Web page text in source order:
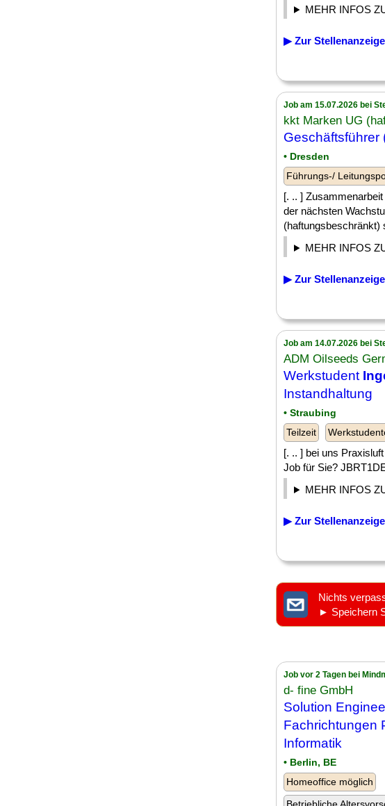
MEHR INFOS
▶ Zur Stellenanzeige
Job am 15.07.2026 bei
kkt Marken UG
Geschäftsführer
• Dresden
Führungs-/
[. .. ]
der nächsten
(haftungsbeschränkt)
MEHR INFOS
▶ Zur Stellenanzeige
Job am 14.07.2026 bei
ADM Oilseeds
Werkstudent
Instandhaltung
• Straubing
Teilzeit
[. .. ] bei uns
Job für Sie?
MEHR INFOS
▶ Zur Stellenanzeige
Nichts
► Speichern
Job vor 2 Tagen bei
d- fine GmbH
Solution
Fachrichtungen
Informatik
• Berlin, BE
Homeoffice möglich